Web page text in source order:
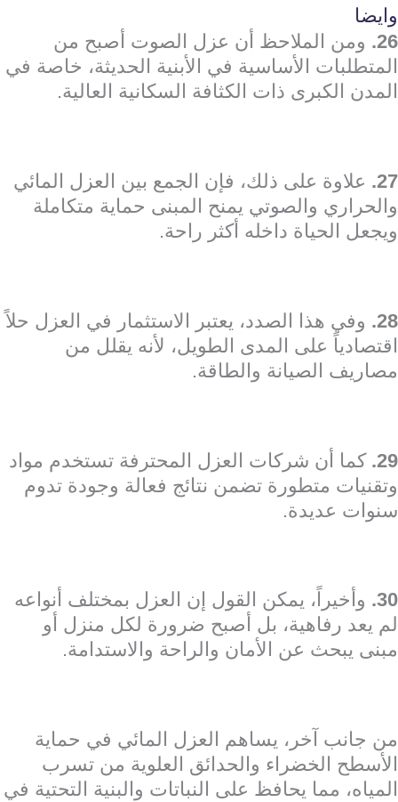
وايضا
26. ومن الملاحظ أن عزل الصوت أصبح من
المتطلبات الأساسية في الأبنية الحديثة، خاصة في
المدن الكبرى ذات الكثافة السكانية العالية.
27. علاوة على ذلك، فإن الجمع بين العزل المائي
والحراري والصوتي يمنح المبنى حماية متكاملة
ويجعل الحياة داخله أكثر راحة.
28. وفي هذا الصدد، يعتبر الاستثمار في العزل حلاً
اقتصادياً على المدى الطويل، لأنه يقلل من
مصاريف الصيانة والطاقة.
29. كما أن شركات العزل المحترفة تستخدم مواد
وتقنيات متطورة تضمن نتائج فعالة وجودة تدوم
سنوات عديدة.
30. وأخيراً، يمكن القول إن العزل بمختلف أنواعه
لم يعد رفاهية، بل أصبح ضرورة لكل منزل أو
مبنى يبحث عن الأمان والراحة والاستدامة.
من جانب آخر، يساهم العزل المائي في حماية
الأسطح الخضراء والحدائق العلوية من تسرب
المياه، مما يحافظ على النباتات والبنية التحتية في